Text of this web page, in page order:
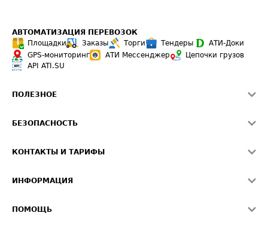
АВТОМАТИЗАЦИЯ ПЕРЕВОЗОК
Площадки
Заказы Торги Тендеры
АТИ-Доки
GPS-мониторинг
АТИ Мессенджер
Цепочки грузов
API ATI.SU
ПОЛЕЗНОЕ
Звезды ATI.SU на вашем сайте
Средние ставки
БЕЗОПАСНОСТЬ
Светофор+
О формировании Паспорта
КОНТАКТЫ И ТАРИФЫ
Реклама на сайте
ИНФОРМАЦИЯ
ПОМОЩЬ